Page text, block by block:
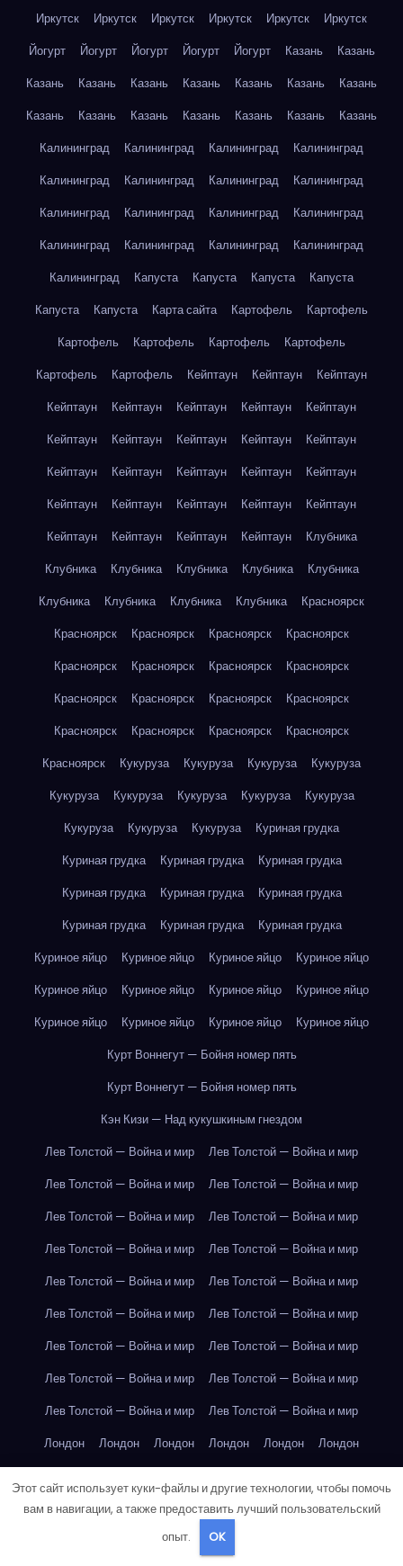
Иркутск
Иркутск Иркутск Иркутск Иркутск
Иркутск
Йогурт
Йогурт Йогурт Йогурт Йогурт Казань
Казань
Казань
Казань Казань Казань Казань Казань
Казань
Казань
Казань Казань Казань Казань Казань
Казань
Калининград
Калининград Калининград
Калининград
Калининград
Калининград Калининград
Калининград
Калининград
Калининград Калининград
Калининград
Калининград
Калининград Калининград
Калининград
Калининград
Капуста Капуста Капуста
Капуста
Капуста
Капуста Карта сайта Картофель
Картофель
Картофель
Картофель Картофель
Картофель
Картофель
Картофель Кейптаун Кейптаун
Кейптаун
Кейптаун
Кейптаун Кейптаун Кейптаун
Кейптаун
Кейптаун
Кейптаун Кейптаун Кейптаун
Кейптаун
Кейптаун
Кейптаун Кейптаун Кейптаун
Кейптаун
Кейптаун
Кейптаун Кейптаун Кейптаун
Кейптаун
Кейптаун
Кейптаун Кейптаун Кейптаун
Клубника
Клубника
Клубника Клубника Клубника
Клубника
Клубника
Клубника Клубника Клубника
Красноярск
Красноярск
Красноярск Красноярск
Красноярск
Красноярск
Красноярск Красноярск
Красноярск
Красноярск
Красноярск Красноярск
Красноярск
Красноярск
Красноярск Красноярск
Красноярск
Красноярск
Кукуруза Кукуруза Кукуруза
Кукуруза
Кукуруза
Кукуруза Кукуруза Кукуруза
Кукуруза
Кукуруза
Кукуруза Кукуруза
Куриная грудка
Куриная грудка
Куриная грудка
Куриная грудка
Куриная грудка
Куриная грудка
Куриная грудка
Куриная грудка
Куриная грудка
Куриная грудка
Куриное яйцо
Куриное яйцо Куриное яйцо
Куриное яйцо
Куриное яйцо
Куриное яйцо Куриное яйцо
Куриное яйцо
Куриное яйцо
Куриное яйцо Куриное яйцо
Куриное яйцо
Курт Воннегут — Бойня номер пять
Курт Воннегут — Бойня номер пять
Кэн Кизи — Над кукушкиным гнездом
Лев Толстой — Война и мир
Лев Толстой — Война и мир
Лев Толстой — Война и мир
Лев Толстой — Война и мир
Лев Толстой — Война и мир
Лев Толстой — Война и мир
Лев Толстой — Война и мир
Лев Толстой — Война и мир
Лев Толстой — Война и мир
Лев Толстой — Война и мир
Лев Толстой — Война и мир
Лев Толстой — Война и мир
Лев Толстой — Война и мир
Лев Толстой — Война и мир
Лев Толстой — Война и мир
Лев Толстой — Война и мир
Лев Толстой — Война и мир
Лев Толстой — Война и мир
Лондон
Лондон Лондон Лондон Лондон
Лондон
Лондон
Лондон Лондон Лондон Лондон
Лондон
Лондон Лондон
Этот сайт использует куки-файлы и другие технологии, чтобы помочь
вам в навигации, а также предоставить лучший пользовательский
опыт.
OK